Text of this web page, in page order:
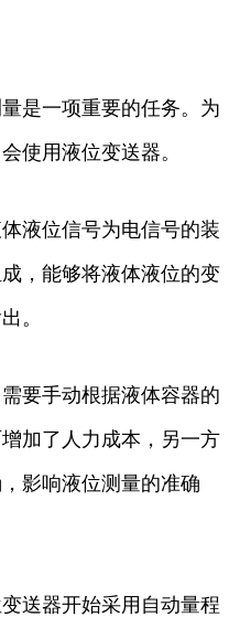
是一项重要的任务。为
使用液位变送器。
液位信号为电信号的装
，能够将液体液位的变
。
要手动根据液体容器的
加了人力成本，另一方
影响液位测量的准确
送器开始采用自动量程